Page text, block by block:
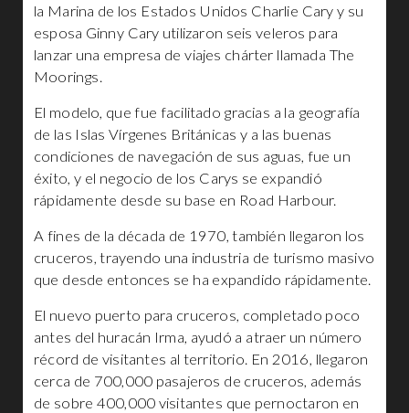
la Marina de los Estados Unidos Charlie Cary y su
esposa Ginny Cary utilizaron seis veleros para
lanzar una empresa de viajes chárter llamada The
Moorings.
El modelo, que fue facilitado gracias a la geografía
de las Islas Vírgenes Británicas y a las buenas
condiciones de navegación de sus aguas, fue un
éxito, y el negocio de los Carys se expandió
rápidamente desde su base en Road Harbour.
A fines de la década de 1970, también llegaron los
cruceros, trayendo una industria de turismo masivo
que desde entonces se ha expandido rápidamente.
El nuevo puerto para cruceros, completado poco
antes del huracán Irma, ayudó a atraer un número
récord de visitantes al territorio. En 2016, llegaron
cerca de 700,000 pasajeros de cruceros, además
de sobre 400,000 visitantes que pernoctaron en